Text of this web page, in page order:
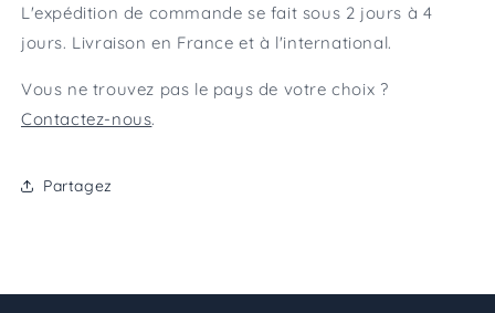
L'expédition de commande se fait sous 2 jours à 4
jours. Livraison en France et à l'international.
Vous ne trouvez pas le pays de votre choix ?
Contactez-nous.
Partagez